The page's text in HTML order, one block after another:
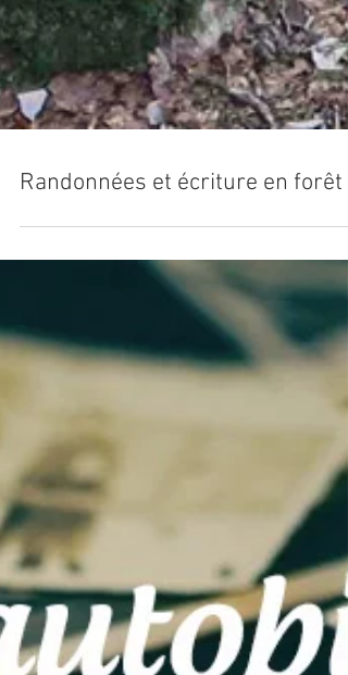
Randonnées et écriture en forêt